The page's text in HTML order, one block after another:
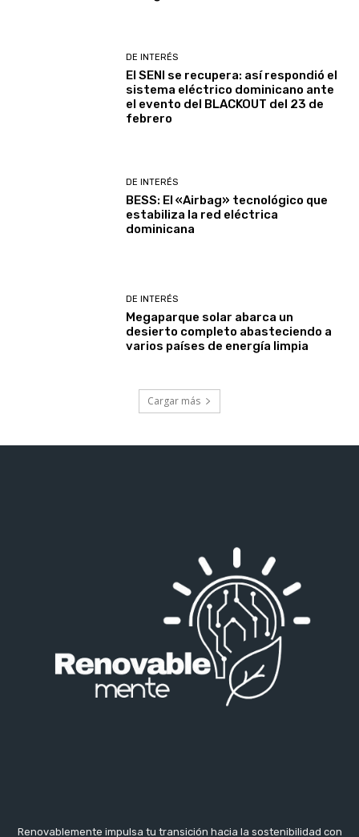
DE INTERÉS
El SENI se recupera: así respondió el
sistema eléctrico dominicano ante
el evento del BLACKOUT del 23 de
febrero
DE INTERÉS
BESS: El «Airbag» tecnológico que
estabiliza la red eléctrica
dominicana
DE INTERÉS
Megaparque solar abarca un
desierto completo abasteciendo a
varios países de energía limpia
Cargar más
Renovablemente impulsa tu transición hacia la sostenibilidad con